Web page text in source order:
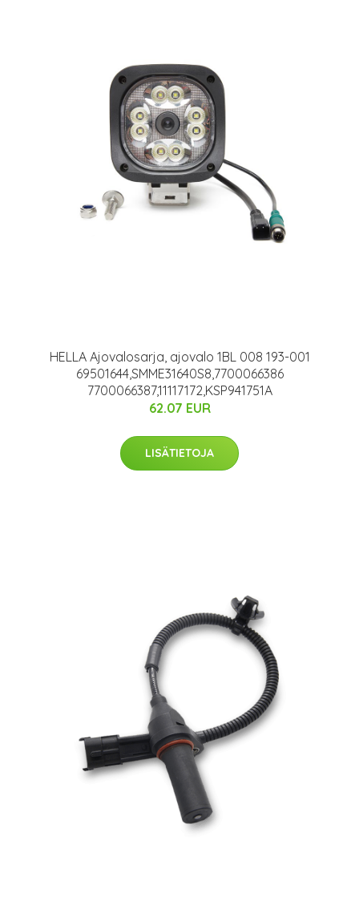
HELLA Ajovalosarja, ajovalo 1BL 008 193-001
69501644,SMME31640S8,7700066386
7700066387,11117172,KSP941751A
62.07 EUR
LISÄTIETOJA